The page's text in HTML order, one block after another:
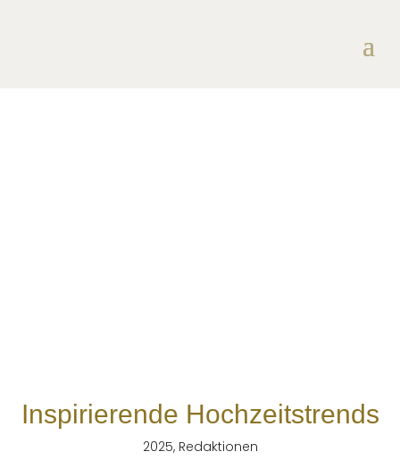
Inspirierende Hochzeitstrends
2025, Redaktionen